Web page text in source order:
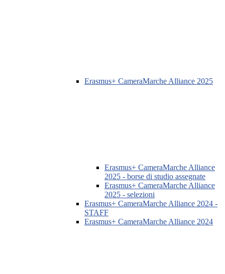
Erasmus+ CameraMarche Alliance 2025
Erasmus+ CameraMarche Alliance
2025 - borse di studio assegnate
Erasmus+ CameraMarche Alliance
2025 - selezioni
Erasmus+ CameraMarche Alliance 2024 -
STAFF
Erasmus+ CameraMarche Alliance 2024